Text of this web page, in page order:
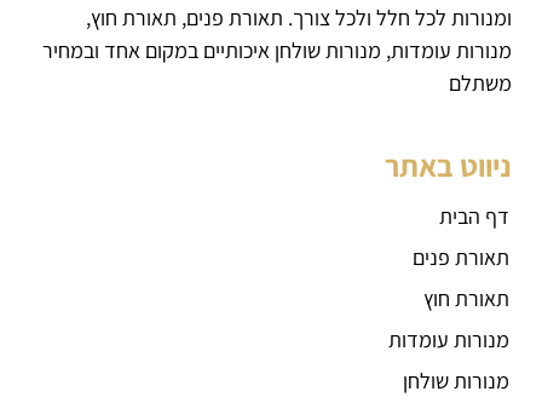
ומנורות לכל חלל ולכל צורך. תאורת פנים, תאורת חוץ,
מנורות עומדות, מנורות שולחן איכותיים במקום אחד ובמחיר
משתלם
ניווט באתר
דף הבית
תאורת פנים
תאורת חוץ
מנורות עומדות
מנורות שולחן